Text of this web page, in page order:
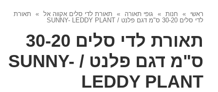
ראשי » חנות » גופי תאורה » תאורת לדי סלים אקווה אל »
תאורת
לדי סלים 30-20 ס"מ דגם פלנט / SUNNY- LEDDY PLANT
תאורת לדי סלים 30-20
ס"מ דגם פלנט / SUNNY-
LEDDY PLANT